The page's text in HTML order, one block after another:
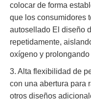
colocar de forma
que los consumidores
autosellado El diseño
repetidamente,
oxígeno y
3. Alta flexibilidad de
con una abertura para
otros diseños